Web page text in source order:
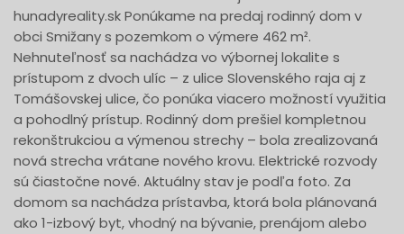
hunadyreality.sk Ponúkame na predaj rodinný dom v
obci Smižany s pozemkom o výmere 462 m².
Nehnuteľnosť sa nachádza vo výbornej lokalite s
prístupom z dvoch ulíc – z ulice Slovenského raja aj z
Tomášovskej ulice, čo ponúka viacero možností využitia
a pohodlný prístup. Rodinný dom prešiel kompletnou
rekonštrukciou a výmenou strechy – bola zrealizovaná
nová strecha vrátane nového krovu. Elektrické rozvody
sú čiastočne nové. Aktuálny stav je podľa foto. Za
domom sa nachádza prístavba, ktorá bola plánovaná
ako 1-izbový byt, vhodný na bývanie, prenájom alebo